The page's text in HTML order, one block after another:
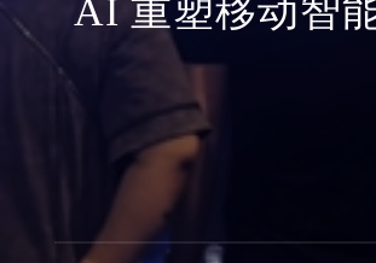
AI 重塑移动智